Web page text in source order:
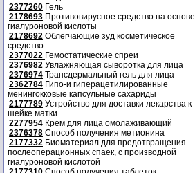
2377260 Гель
2178693 Противовирусное средство на основе
гиалуроновой кислоты
2178692 Облегчающие зуд косметическое
средство
2377022 Гемостатические спреи
2376982 Увлажняющая сыворотка для лица
2376974 Трансдермальный гель для лица
2362784 Гипо-и гиперацетилированные
менингокковые капсульные сахариды
2177789 Устройство для доставки лекарства к
шейке матки
2277954 Крем для лица омолаживающий
2376378 Способ получения метионина
2177332 Биоматериал для предотвращения
послеоперационных спаек, с производной
гиалуроновой кислотой